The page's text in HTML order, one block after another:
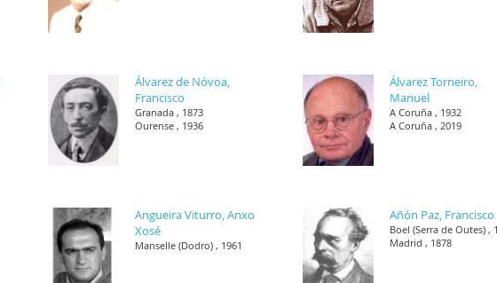
Álvarez de Nóvoa,
Francisco
Granada , 1873
Ourense , 1936
Álvarez Torneiro,
Manuel
A Coruña , 1932
A Coruña , 2019
Angueira Viturro, Anxo
Xosé
Manselle (Dodro) , 1961
Añón Paz, Francisco
Boel (Serra de Outes) ,
Madrid , 1878